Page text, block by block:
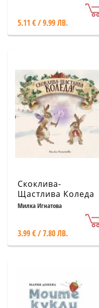
5.11 € / 9.99 ЛВ.
Скоклива-
Щастлива Коледа
Милка Игнатова
3.99 € / 7.80 ЛВ.